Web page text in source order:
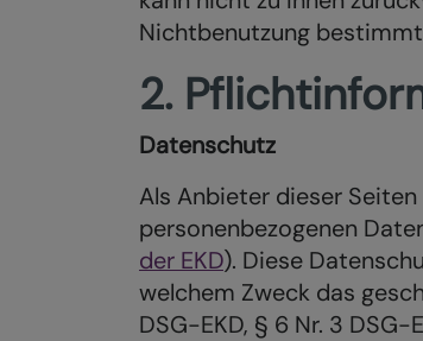
Nichtbenutzung
2.
Datenschutz
Als Anbieter dieser
personenbezogenen
der EKD). Diese
welchem Zweck das
DSG-EKD, § 6 Nr. 3 DSG-